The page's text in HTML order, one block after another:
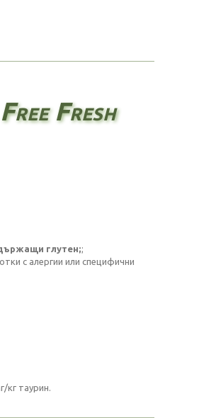
Fresh
глутен;;
с алергии или специфични
кг таурин.